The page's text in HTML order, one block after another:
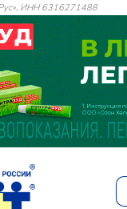
ИНН 6316271488